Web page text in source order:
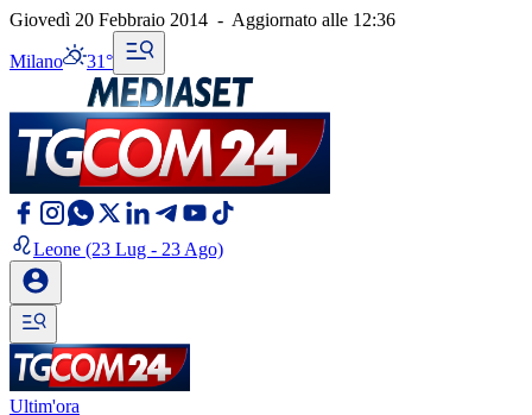
Giovedì 20 Febbraio 2014 - Aggiornato alle 12:36
Milano 31°
Leone (23 Lug - 23 Ago)
Ultim'ora